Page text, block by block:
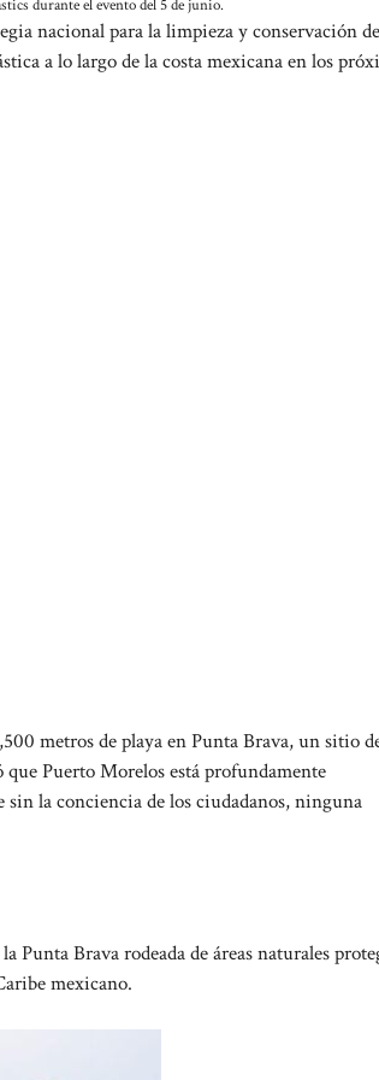
durante el evento del 5 de junio.
nacional para la limpieza y conservación
a lo largo de la costa mexicana en los
metros de playa en Punta Brava, un sitio
Puerto Morelos está profundamente
la conciencia de los ciudadanos, ninguna
Brava rodeada de áreas naturales
mexicano.